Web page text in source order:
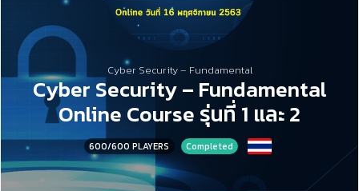
Cyber Security – Fundamental
Cyber Security – Fundamental
Online Course รุ่นที่ 1 และ 2
600/600 PLAYERS Completed